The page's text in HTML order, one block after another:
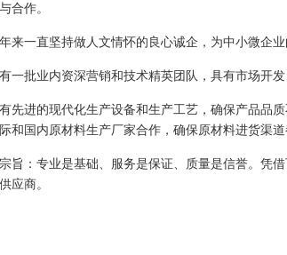
合作。
来一直坚持做人文情怀的良心诚企，为中小微企业
一批业内资深营销和技术精英团队，具有市场开发
先进的现代化生产设备和生产工艺，确保产品品
和国内原材料生产厂家合作，确保原材料进货渠
旨：专业是基础、服务是保证、质量是信誉。凭
应商。